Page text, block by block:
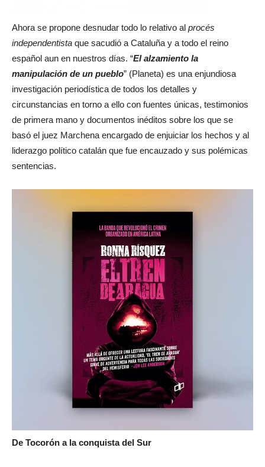
Ahora se propone desnudar todo lo relativo al procés
independentista que sacudió a Cataluña y a todo el reino
español aun en nuestros días. “El alzamiento la
manipulación de un pueblo” (Planeta) es una enjundiosa
investigación periodística de todos los detalles y
circunstancias en torno a ello con fuentes únicas, testimonios
de primera mano y documentos inéditos sobre los que se
basó el juez Marchena encargado de enjuiciar los hechos y al
liderazgo político catalán que fue encauzado y sus polémicas
sentencias.
De Tocorón a la conquista del Sur